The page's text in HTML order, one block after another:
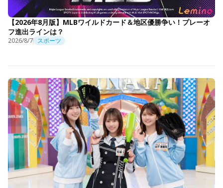
【2026年8月版】MLBワイルドカード＆地区優勝争い！プレーオ
フ進出ラインは？
2026/8/7 スポーツ